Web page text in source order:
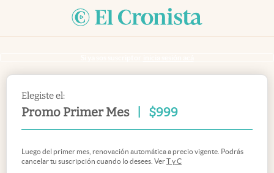
Elegiste el:
Promo Primer Mes $999
Luego del primer mes, renovación automática a precio vigente. Podrás
cancelar tu suscripción cuando lo desees. VerT y C